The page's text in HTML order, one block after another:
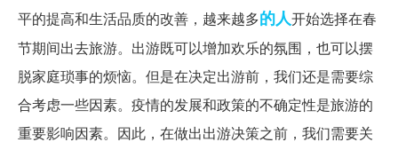
平的提高和生活品质的改善，越来越多的人开始选择在春
节期间出去旅游。出游既可以增加欢乐的氛围，也可以摆
脱家庭琐事的烦恼。但是在决定出游前，我们还是需要综
合考虑一些因素。疫情的发展和政策的不确定性是旅游的
重要影响因素。因此，在做出出游决策之前，我们需要关